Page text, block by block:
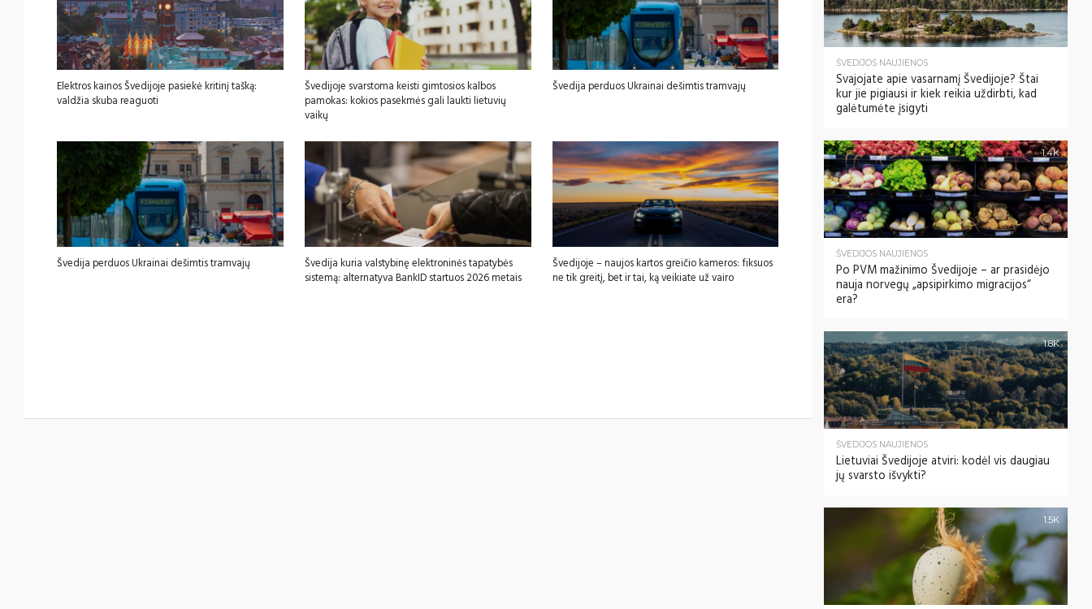
Elektros kainos Švedijoje pasiekė kritinį tašką:
valdžia skuba reaguoti
Švedijoje svarstoma keisti gimtosios kalbos
pamokas: kokios pasekmės gali laukti lietuvių
vaikų
Švedija perduos Ukrainai dešimtis tramvajų
Švedija perduos Ukrainai dešimtis tramvajų
Švedija kuria valstybinę elektroninės tapatybės
sistemą: alternatyva BankID startuos 2026 metais
Švedijoje – naujos kartos greičio kameros: fiksuos
ne tik greitį, bet ir tai, ką veikiate už vairo
ŠVEDIJOS NAUJIENOS
Svajojate apie vasarnamį Švedijoje? Štai
kur jie pigiausi ir kiek reikia uždirbti, kad
galėtumėte įsigyti
1.4K
ŠVEDIJOS NAUJIENOS
Po PVM mažinimo Švedijoje – ar prasidėjo
nauja norvegų „apsipirkimo migracijos“
era?
1.8K
ŠVEDIJOS NAUJIENOS
Lietuviai Švedijoje atviri: kodėl vis daugiau
jų svarsto išvykti?
1.5K